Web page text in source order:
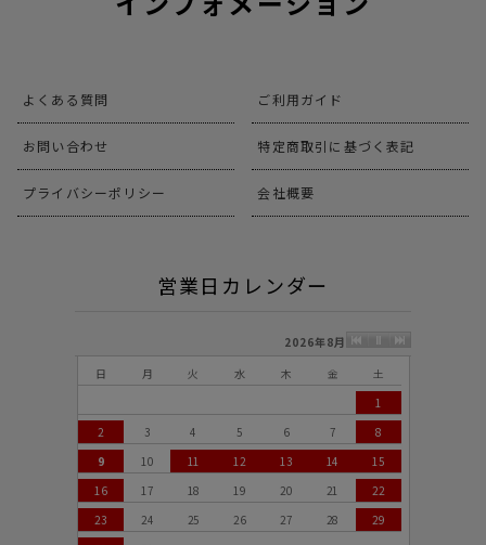
よくある質問 ご利用ガイド
お問い合わせ 特定商取引に基づく表記
プライバシーポリシー 会社概要
営業日カレンダー
2026年8月
日
月 火 水 木 金
土
1
2
3 4 5 6 7
8
9
10 11 12 13 14
15
16
17 18 19 20 21
22
23
24 25 26 27 28
29